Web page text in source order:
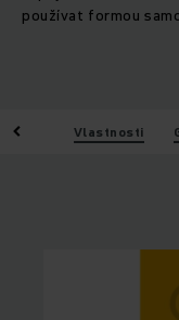
používat formou
Vlastnosti